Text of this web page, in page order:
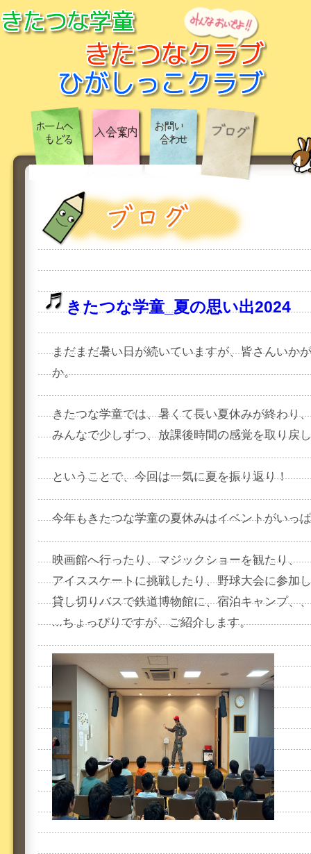
きたつな学童_夏の思い出2024
まだまだ暑い日が続いていますが、皆さんいか
か。
きたつな学童では、暑くて長い夏休みが終わり、
みんなで少しずつ、放課後時間の感覚を取り戻
ということで、今回は一気に夏を振り返り！
今年もきたつな学童の夏休みはイベントがいっ
映画館へ行ったり、マジックショーを観たり、
アイススケートに挑戦したり、野球大会に参加
貸し切りバスで鉄道博物館に、宿泊キャンプ、
...ちょっぴりですが、ご紹介します。